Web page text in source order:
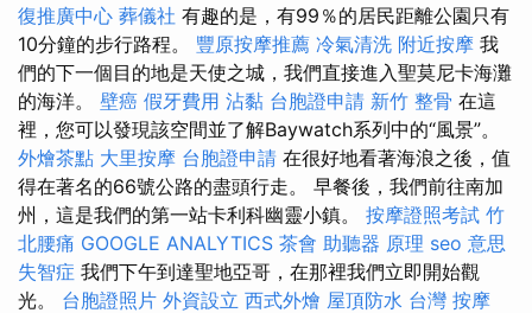
復推廣中心 葬儀社 有趣的是，有99％的居民距離公園只有
10分鐘的步行路程。 豐原按摩推薦 冷氣清洗 附近按摩 我
們的下一個目的地是天使之城，我們直接進入聖莫尼卡海灘
的海洋。 壁癌 假牙費用 沾黏 台胞證申請 新竹 整骨 在這
裡，您可以發現該空間並了解Baywatch系列中的“風景”。
外燴茶點 大里按摩 台胞證申請 在很好地看著海浪之後，值
得在著名的66號公路的盡頭行走。 早餐後，我們前往南加
州，這是我們的第一站卡利科幽靈小鎮。 按摩證照考試 竹
北腰痛 GOOGLE ANALYTICS 茶會 助聽器 原理 seo 意思
失智症 我們下午到達聖地亞哥，在那裡我們立即開始觀
光。 台胞證照片 外資設立 西式外燴 屋頂防水 台灣 按摩